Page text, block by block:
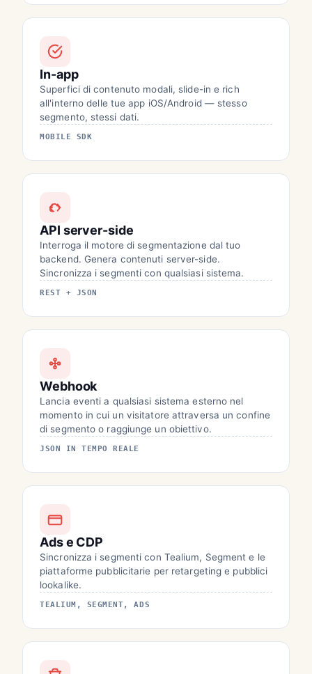
In-app
Superfici di contenuto modali, slide-in e rich
all'interno delle tue app iOS/Android — stesso
segmento, stessi dati.
MOBILE SDK
API server-side
Interroga il motore di segmentazione dal tuo
backend. Genera contenuti server-side.
Sincronizza i segmenti con qualsiasi sistema.
REST + JSON
Webhook
Lancia eventi a qualsiasi sistema esterno nel
momento in cui un visitatore attraversa un confine
di segmento o raggiunge un obiettivo.
JSON IN TEMPO REALE
Ads e CDP
Sincronizza i segmenti con Tealium, Segment e le
piattaforme pubblicitarie per retargeting e pubblici
lookalike.
TEALIUM, SEGMENT, ADS